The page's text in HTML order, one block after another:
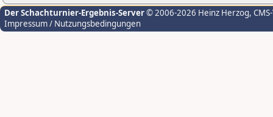
Der Schachturnier-Ergebnis-Server© 2006-2026 Heinz Herzog,
Impressum / Nutzungsbedingungen